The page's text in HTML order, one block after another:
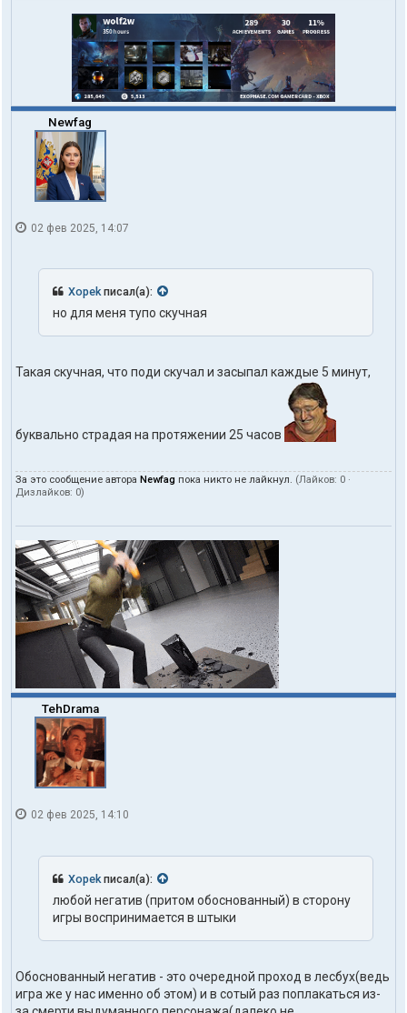
Newfag
02 фев 2025, 14:07
Xopekписал(а):
но для меня тупо скучная
Такая скучная, что поди скучал и засыпал каждые 5 минут,
буквально страдая на протяжении 25 часов
За это сообщение автора Newfag пока никто не лайкнул. (Лайков: 0 ·
Дизлайков: 0)
TehDrama
02 фев 2025, 14:10
Xopek писал(а):
любой негатив (притом обоснованный) в сторону
игры воспринимается в штыки
Обоснованный негатив - это очередной проход в лесбух(ведь
игра же у нас именно об этом) и в сотый раз поплакаться из-